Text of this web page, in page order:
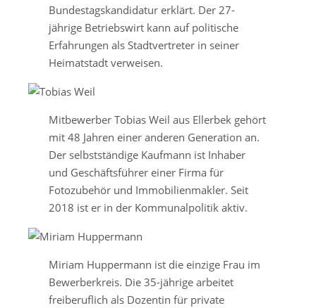
Bundestagskandidatur erklärt. Der 27-
jährige Betriebswirt kann auf politische
Erfahrungen als Stadtvertreter in seiner
Heimatstadt verweisen.
Mitbewerber Tobias Weil aus Ellerbek gehört
mit 48 Jahren einer anderen Generation an.
Der selbstständige Kaufmann ist Inhaber
und Geschäftsführer einer Firma für
Fotozubehör und Immobilienmakler. Seit
2018 ist er in der Kommunalpolitik aktiv.
Miriam Huppermann ist die einzige Frau im
Bewerberkreis. Die 35-jährige arbeitet
freiberuflich als Dozentin für private